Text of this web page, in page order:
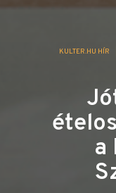
KULTER.HU HÍR
a